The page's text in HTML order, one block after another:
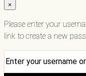
×
Please enter your
link to create a new